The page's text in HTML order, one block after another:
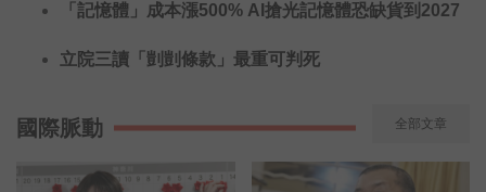
「記憶體」成本漲500% AI搶光記憶體恐缺貨到2027
立院三讀「剴剴條款」最重可判死
國際脈動 全部文章